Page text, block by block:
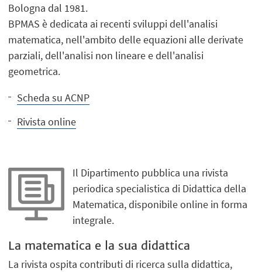
Bologna dal 1981.
BPMAS è dedicata ai recenti sviluppi dell'analisi
matematica, nell'ambito delle equazioni alle derivate
parziali, dell'analisi non lineare e dell'analisi
geometrica.
Scheda su ACNP
Rivista online
Il Dipartimento pubblica una rivista
periodica specialistica di Didattica della
Matematica, disponibile online in forma
integrale.
La matematica e la sua didattica
La rivista ospita contributi di ricerca sulla didattica,